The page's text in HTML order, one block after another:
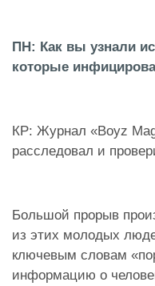
ПН: Как вы узнали
которые
КР: Журнал «Boyz
расследовал и
Большой прорыв
из этих молодых
ключевым словам
информацию о